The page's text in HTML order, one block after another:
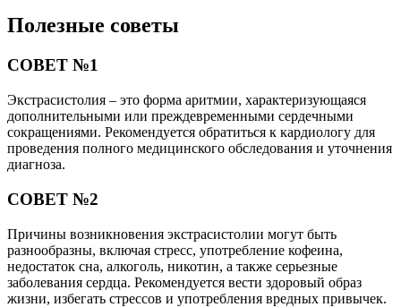
Полезные советы
СОВЕТ №1
Экстрасистолия – это форма аритмии, характеризующаяся
дополнительными или преждевременными сердечными
сокращениями. Рекомендуется обратиться к кардиологу для
проведения полного медицинского обследования и уточнения
диагноза.
СОВЕТ №2
Причины возникновения экстрасистолии могут быть
разнообразны, включая стресс, употребление кофеина,
недостаток сна, алкоголь, никотин, а также серьезные
заболевания сердца. Рекомендуется вести здоровый образ
жизни, избегать стрессов и употребления вредных привычек.